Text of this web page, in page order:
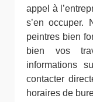
appel à
s’en occuper.
peintres bien
bien vos
informations
contacter
horaires de